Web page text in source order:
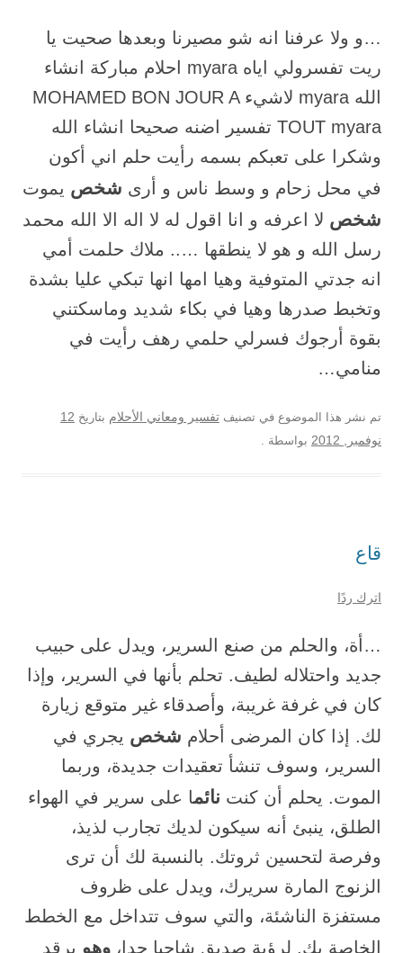
…و ولا عرفنا انه شو مصيرنا وبعدها صحيت يا
ريت تفسرولي اياه myara احلام مباركة انشاء
الله myara لاشيء MOHAMED BON JOUR A
TOUT myara تفسير اضنه صحيحا انشاء الله
وشكرا على تعبكم بسمه رأيت حلم اني أكون
في محل زحام و وسط ناس و أرى شخص يموت
شخص ﻻ اعرفه و انا اقول له ﻻ اله الا الله محمد
رسل الله و هو ﻻ ينطقها ….. ملاك حلمت أمي
انه جدتي المتوفية وهيا امها انها تبكي عليا بشدة
وتخبط صدرها وهيا في بكاء شديد وماسكتني
بقوة أرجوك فسرلي حلمي رهف رأيت في
منامي…
تم نشر هذا الموضوع في تصنيف تفسير ومعاني الأحلام بتاريخ 12
نوفمبر, 2012
بواسطة .
قاع
اترك ردًا
…أة، والحلم من صنع السرير، ويدل على حبيب
جديد واحتلاله لطيف. تحلم بأنها في السرير، وإذا
كان في غرفة غريبة، وأصدقاء غير متوقع زيارة
لك. إذا كان المرضى أحلام شخص يجري في
السرير، وسوف تنشأ تعقيدات جديدة، وربما
الموت. يحلم أن كنت نائما على سرير في الهواء
الطلق، ينبئ أنه سيكون لديك تجارب لذيذ،
وفرصة لتحسين ثروتك. بالنسبة لك أن ترى
الزنوج المارة سريرك، ويدل على ظروف
مستفزة الناشئة، والتي سوف تتداخل مع الخطط
الخاصة بك. لرؤية صديق شاحبا جدا، وهو يرقد